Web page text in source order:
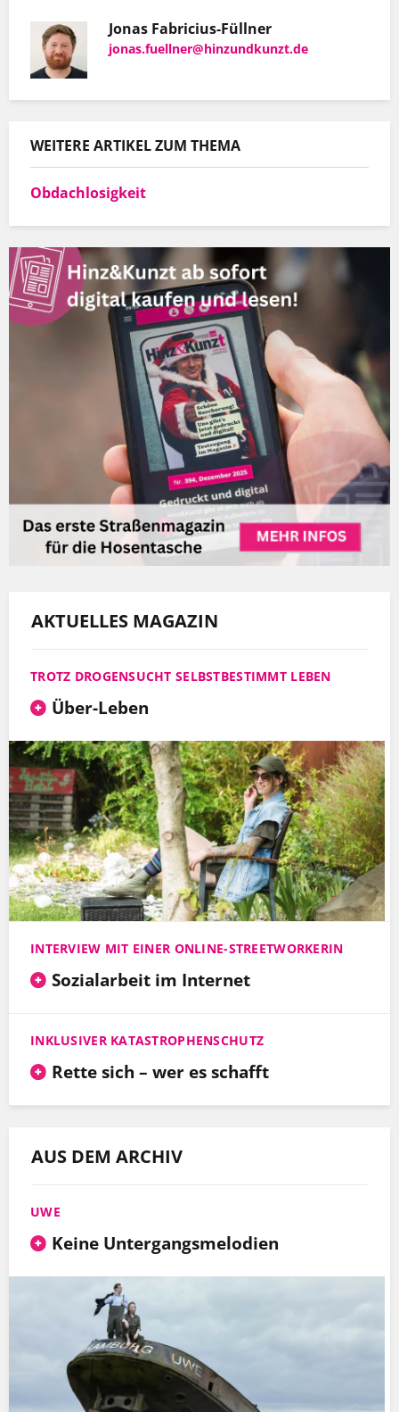
Jonas Fabricius-Füllner
jonas.fuellner@hinzundkunzt.de
WEITERE ARTIKEL ZUM THEMA
Obdachlosigkeit
AKTUELLES MAGAZIN
TROTZ DROGENSUCHT SELBSTBESTIMMT LEBEN
Über-Leben
INTERVIEW MIT EINER ONLINE-STREETWORKERIN
Sozialarbeit im Internet
INKLUSIVER KATASTROPHENSCHUTZ
Rette sich – wer es schafft
AUS DEM ARCHIV
UWE
Keine Untergangsmelodien